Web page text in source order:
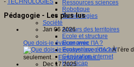
Ressources sciences
Robotique
Technologies
Société
Acteurs des territoires
Ecole et structure
Economie
Ecosystème éducatif
Génération internet
Handicap
Pédagogie - Les plus lus
Jan 06 2026
Que dois-je évaluer avec l'IA ?
À l’ère
seulement… En savoir plus...
Dec 17 2025